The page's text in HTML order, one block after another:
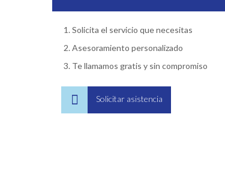
Solicita el servicio que necesitas
Asesoramiento personalizado
Te llamamos gratis y sin compromiso
 Solicitar asistencia